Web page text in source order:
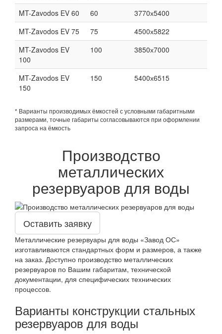
MT-Zavodos EV 60
60
3770х5400
MT-Zavodos EV 75
75
4500х5822
MT-Zavodos EV
100
100 3850х7000
MT-Zavodos EV
150
150 5400х6515
* Варианты производимых ёмкостей с условными габаритными
размерами, точные габариты согласовываются при оформлении
запроса на ёмкость
Производство
металлических
резервуаров для воды
Оставить заявку
Металлические резервуары для воды «Завод ОС»
изготавливаются стандартных форм и размеров, а также
на заказ. Доступно производство металлических
резервуаров по Вашим габаритам, технической
документации, для специфических технических
процессов.
Варианты конструкции стальных
резервуаров для воды